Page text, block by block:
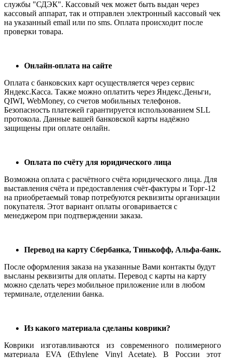
службы "СДЭК". Кассовый чек может быть выдан через
кассовый аппарат, так и отправлен электронный кассовый чек
на указанный email или по sms. Оплата происходит после
проверки товара.
Онлайн-оплата на сайте
Оплата с банковских карт осуществляется через сервис
Яндекс.Касса. Также можно оплатить через Яндекс.Деньги,
QIWI, WebMoney, со счетов мобильных телефонов.
Безопасность платежей гарантируется использованием SLL
протокола. Данные вашей банковской карты надёжно
защищены при оплате онлайн.
Оплата по счёту для юридического лица
Возможна оплата с расчётного счёта юридического лица. Для
выставления счёта и предоставления счёт-фактуры и Торг-12
на приобретаемый товар потребуются реквизиты организации
покупателя. Этот вариант оплаты оговаривается с
менеджером при подтверждении заказа.
Перевод на карту Сбербанка, Тинькофф, Альфа-банк.
После оформления заказа на указанные Вами контакты будут
высланы реквизиты для оплаты. Перевод с карты на карту
можно сделать через мобильное приложение или в любом
терминале, отделении банка.
Из какого материала сделаны коврики?
Коврики изготавливаются из современного полимерного
материала EVA (Ethylene Vinyl Acetate). В России этот